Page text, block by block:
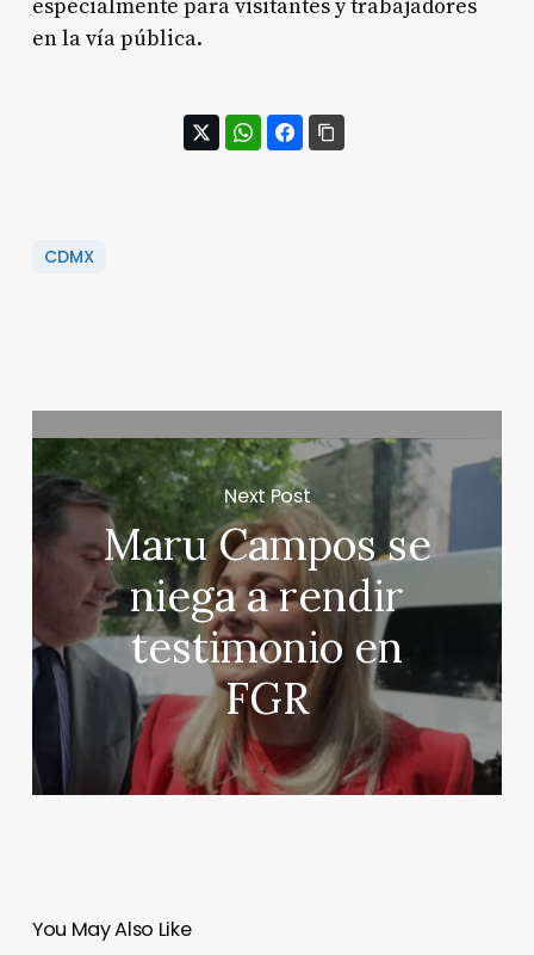
especialmente para visitantes y trabajadores
en la vía pública.
CDMX
Next Post
Maru Campos se
niega a rendir
testimonio en
FGR
You May Also Like